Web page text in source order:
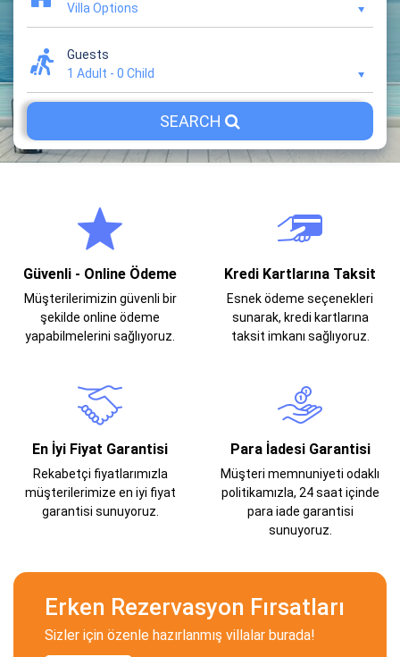
Villa Options
Guests
1 Adult - 0 Child
SEARCH
Güvenli - Online Ödeme
Müşterilerimizin güvenli bir
şekilde online ödeme
yapabilmelerini sağlıyoruz.
Kredi Kartlarına Taksit
Esnek ödeme seçenekleri
sunarak, kredi kartlarına
taksit imkanı sağlıyoruz.
En İyi Fiyat Garantisi
Rekabetçi fiyatlarımızla
müşterilerimize en iyi fiyat
garantisi sunuyoruz.
Para İadesi Garantisi
Müşteri memnuniyeti odaklı
politikamızla, 24 saat içinde
para iade garantisi
sunuyoruz.
Erken Rezervasyon Fırsatları
Sizler için özenle hazırlanmış villalar burada!